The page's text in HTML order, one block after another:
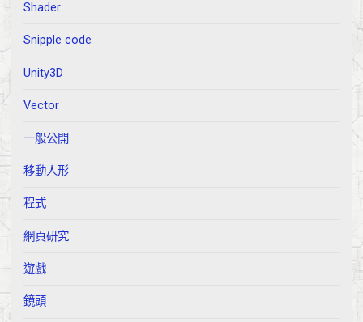
Shader
Snipple code
Unity3D
Vector
一般公開
移動人形
程式
網頁研究
遊戲
鏡頭